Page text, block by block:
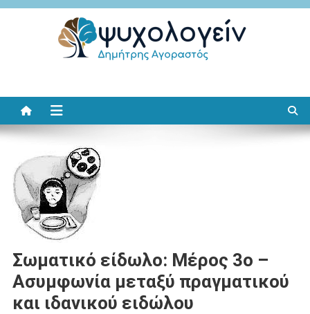
Μεταπηδήστε
Σωματικό είδωλο: Μέρος 3ο –
Ασυμφωνία μεταξύ πραγματικού
και ιδανικού ειδώλου